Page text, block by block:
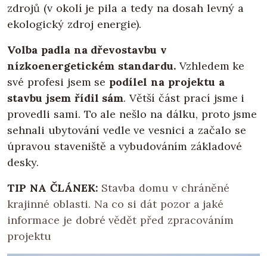
zdrojů (v okolí je pila a tedy na dosah levný a
ekologický zdroj energie).
Volba padla na dřevostavbu v
nízkoenergetickém standardu.Vzhledem ke
své profesi jsem se podílel na projektu a
stavbu jsem řídil sám. Větší část prací jsme i
provedli sami. To ale nešlo na dálku, proto jsme
sehnali ubytování vedle ve vesnici a začalo se
úpravou staveniště a vybudováním základové
desky.
TIP NA ČLÁNEK: Stavba domu v chráněné
krajinné oblasti. Na co si dát pozor a jaké
informace je dobré vědět před zpracováním
projektu